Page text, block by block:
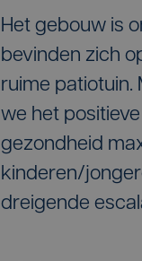
Het gebouw is
bevinden zich
ruime patiotuin.
we het
gezondheid
kinderen/
dreigende